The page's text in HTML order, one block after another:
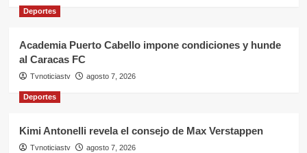
Deportes
Academia Puerto Cabello impone condiciones y hunde
al Caracas FC
Tvnoticiastv agosto 7, 2026
Deportes
Kimi Antonelli revela el consejo de Max Verstappen
Tvnoticiastv agosto 7, 2026